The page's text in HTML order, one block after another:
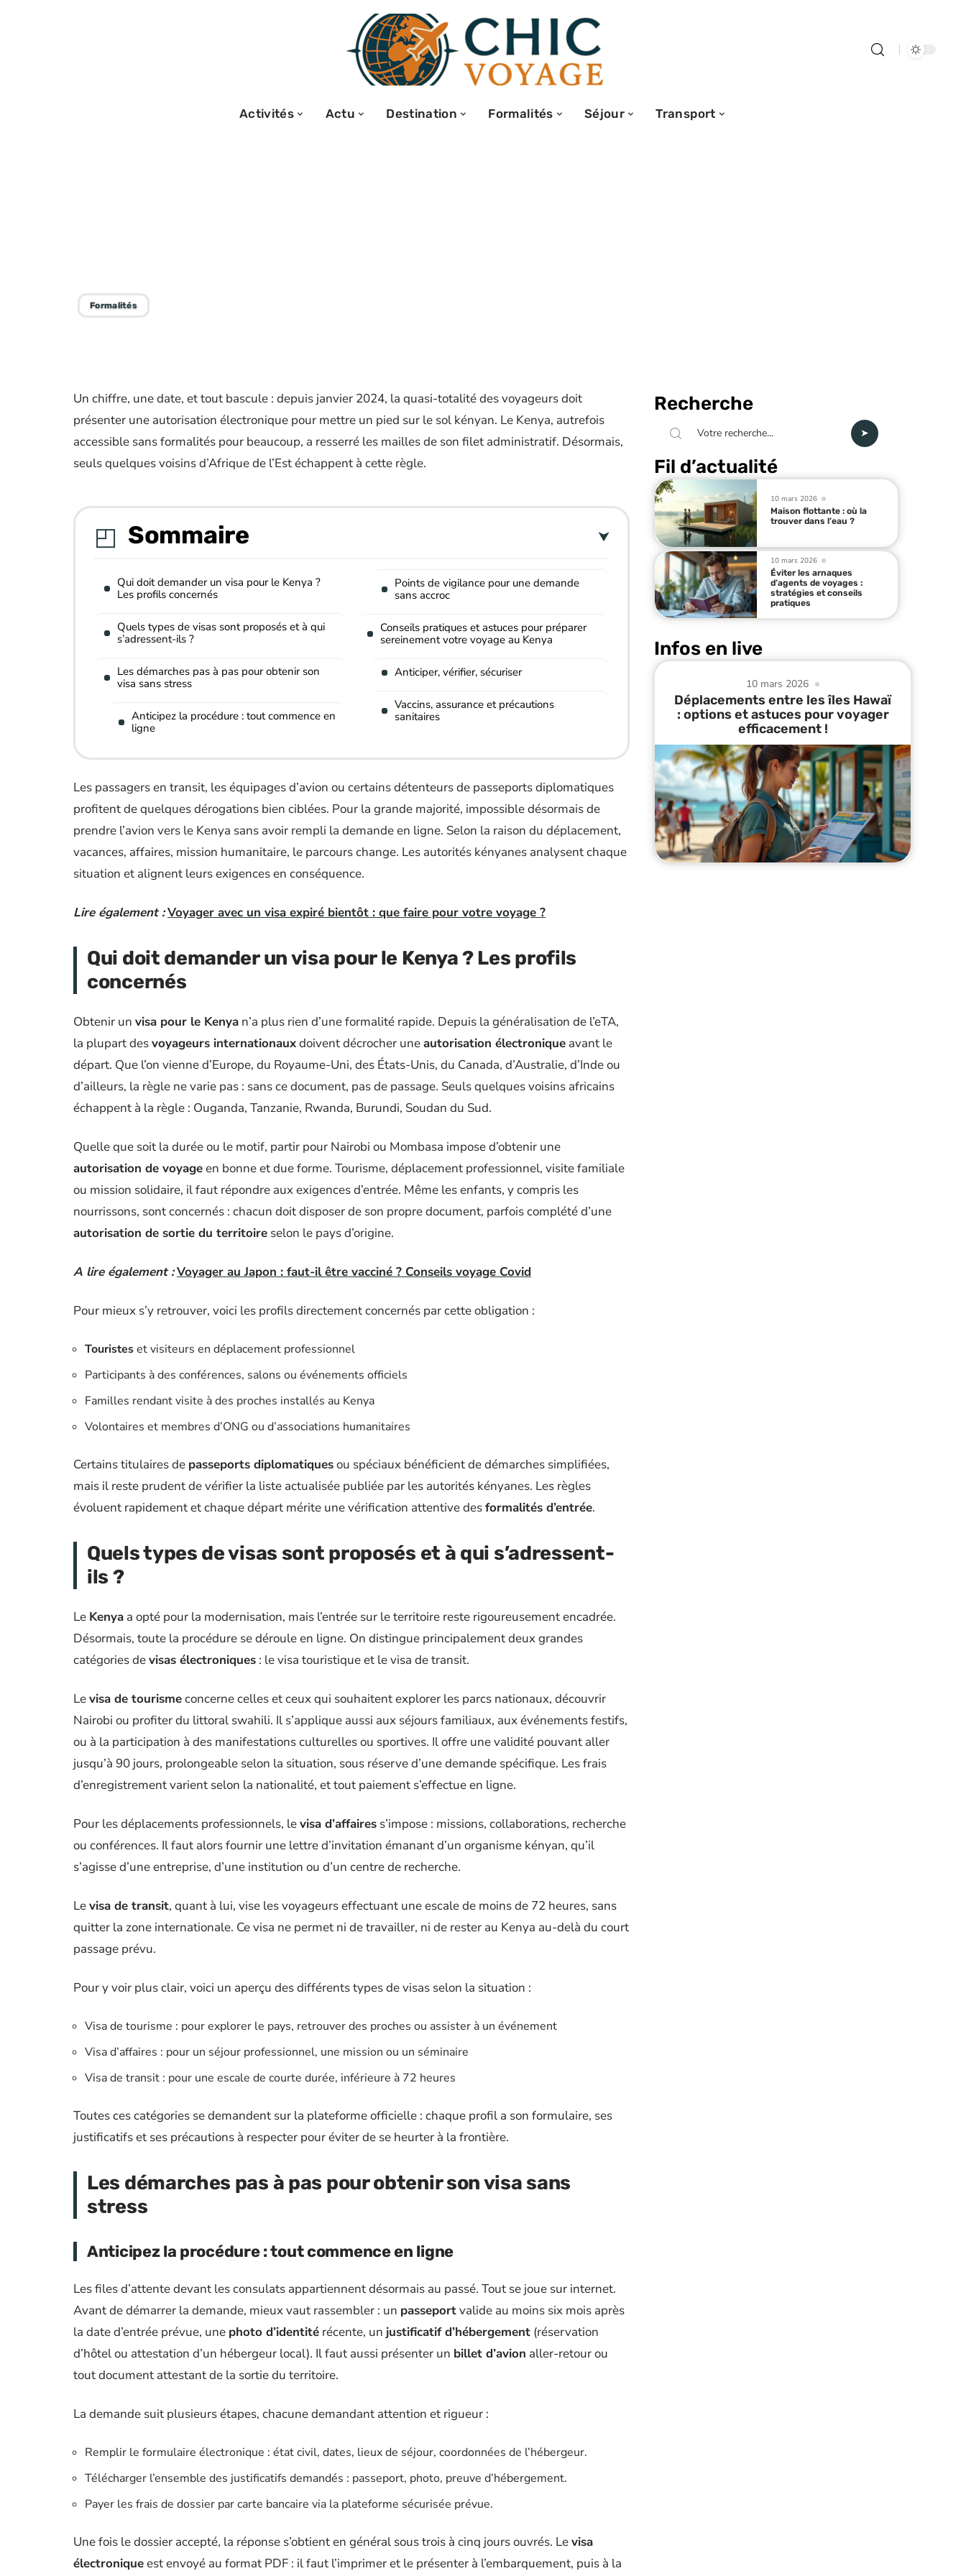
Activités Actu Destination Formalités Séjour Transport
Formalités
Un chiffre, une date, et tout bascule : depuis janvier 2024, la quasi-totalité des voyageurs doit
présenter une autorisation électronique pour mettre un pied sur le sol kényan. Le Kenya, autrefois
accessible sans formalités pour beaucoup, a resserré les mailles de son filet administratif. Désormais,
seuls quelques voisins d’Afrique de l’Est échappent à cette règle.
Sommaire
Qui doit demander un visa pour le Kenya ?
Les profils concernés
Quels types de visas sont proposés et à qui
s’adressent-ils ?
Les démarches pas à pas pour obtenir son
visa sans stress
Anticipez la procédure : tout commence en
ligne
Points de vigilance pour une demande
sans accroc
Conseils pratiques et astuces pour préparer
sereinement votre voyage au Kenya
Anticiper, vérifier, sécuriser
Vaccins, assurance et précautions
sanitaires
Les passagers en transit, les équipages d’avion ou certains détenteurs de passeports diplomatiques
profitent de quelques dérogations bien ciblées. Pour la grande majorité, impossible désormais de
prendre l’avion vers le Kenya sans avoir rempli la demande en ligne. Selon la raison du déplacement,
vacances, affaires, mission humanitaire, le parcours change. Les autorités kényanes analysent chaque
situation et alignent leurs exigences en conséquence.
Lire également :Voyager avec un visa expiré bientôt : que faire pour votre voyage ?
Qui doit demander un visa pour le Kenya ? Les profils
concernés
Obtenir un visa pour le Kenya n’a plus rien d’une formalité rapide. Depuis la généralisation de l’eTA,
la plupart desvoyageurs internationauxdoivent décrocher uneautorisation électronique avant le
départ. Que l’on vienne d’Europe, du Royaume-Uni, des États-Unis, du Canada, d’Australie, d’Inde ou
d’ailleurs, la règle ne varie pas : sans ce document, pas de passage. Seuls quelques voisins africains
échappent à la règle : Ouganda, Tanzanie, Rwanda, Burundi, Soudan du Sud.
Quelle que soit la durée ou le motif, partir pour Nairobi ou Mombasa impose d’obtenir une
autorisation de voyageen bonne et due forme. Tourisme, déplacement professionnel, visite familiale
ou mission solidaire, il faut répondre aux exigences d’entrée. Même les enfants, y compris les
nourrissons, sont concernés : chacun doit disposer de son propre document, parfois complété d’une
autorisation de sortie du territoire selon le pays d’origine.
A lire également :Voyager au Japon : faut-il être vacciné ? Conseils voyage Covid
Pour mieux s’y retrouver, voici les profils directement concernés par cette obligation :
Touristeset visiteurs en déplacement professionnel
Participants à des conférences, salons ou événements officiels
Familles rendant visite à des proches installés au Kenya
Volontaires et membres d’ONG ou d’associations humanitaires
Certains titulaires de passeports diplomatiquesou spéciaux bénéficient de démarches simplifiées,
mais il reste prudent de vérifier la liste actualisée publiée par les autorités kényanes. Les règles
évoluent rapidement et chaque départ mérite une vérification attentive desformalités d’entrée.
Quels types de visas sont proposés et à qui s’adressent-
ils ?
Le Kenya a opté pour la modernisation, mais l’entrée sur le territoire reste rigoureusement encadrée.
Désormais, toute la procédure se déroule en ligne. On distingue principalement deux grandes
catégories devisas électroniques : le visa touristique et le visa de transit.
Levisa de tourismeconcerne celles et ceux qui souhaitent explorer les parcs nationaux, découvrir
Nairobi ou profiter du littoral swahili. Il s’applique aussi aux séjours familiaux, aux événements festifs,
ou à la participation à des manifestations culturelles ou sportives. Il offre une validité pouvant aller
jusqu’à 90 jours, prolongeable selon la situation, sous réserve d’une demande spécifique. Les frais
d’enregistrement varient selon la nationalité, et tout paiement s’effectue en ligne.
Pour les déplacements professionnels, levisa d’affaires s’impose : missions, collaborations, recherche
ou conférences. Il faut alors fournir une lettre d’invitation émanant d’un organisme kényan, qu’il
s’agisse d’une entreprise, d’une institution ou d’un centre de recherche.
Levisa de transit, quant à lui, vise les voyageurs effectuant une escale de moins de 72 heures, sans
quitter la zone internationale. Ce visa ne permet ni de travailler, ni de rester au Kenya au-delà du court
passage prévu.
Pour y voir plus clair, voici un aperçu des différents types de visas selon la situation :
Visa de tourisme : pour explorer le pays, retrouver des proches ou assister à un événement
Visa d’affaires : pour un séjour professionnel, une mission ou un séminaire
Visa de transit : pour une escale de courte durée, inférieure à 72 heures
Toutes ces catégories se demandent sur la plateforme officielle : chaque profil a son formulaire, ses
justificatifs et ses précautions à respecter pour éviter de se heurter à la frontière.
Les démarches pas à pas pour obtenir son visa sans
stress
Anticipez la procédure : tout commence en ligne
Les files d’attente devant les consulats appartiennent désormais au passé. Tout se joue sur internet.
Avant de démarrer la demande, mieux vaut rassembler : un passeportvalide au moins six mois après
la date d’entrée prévue, une photo d’identité récente, un justificatif d’hébergement (réservation
d’hôtel ou attestation d’un hébergeur local). Il faut aussi présenter un billet d’avion aller-retour ou
tout document attestant de la sortie du territoire.
La demande suit plusieurs étapes, chacune demandant attention et rigueur :
Remplir le formulaire électronique : état civil, dates, lieux de séjour, coordonnées de l’hébergeur.
Télécharger l’ensemble des justificatifs demandés : passeport, photo, preuve d’hébergement.
Payer les frais de dossier par carte bancaire via la plateforme sécurisée prévue.
Une fois le dossier accepté, la réponse s’obtient en général sous trois à cinq jours ouvrés. Levisa
électroniqueest envoyé au format PDF : il faut l’imprimer et le présenter à l’embarquement, puis à la
Recherche
Fil d’actualité
10 mars 2026
Maison flottante : où la
trouver dans l’eau ?
10 mars 2026
Éviter les arnaques
d’agents de voyages :
stratégies et conseils
pratiques
Infos en live
10 mars 2026
Déplacements entre les îles Hawaï
: options et astuces pour voyager
efficacement !